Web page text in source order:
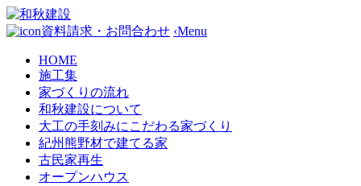
資料請求・お問合わせ ‹Menu
HOME
施工集
家づくりの流れ
和秋建設について
大工の手刻みにこだわる家づくり
紀州熊野材で建てる家
古民家再生
オープンハウス